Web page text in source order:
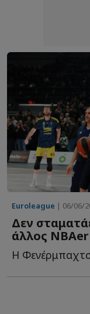
Euroleague | 06/06/
Δεν
άλλος
Η